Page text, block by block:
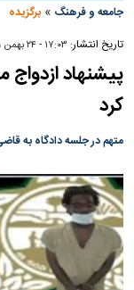
جامعه و فرهنگ »برگزیده
تاریخ انتشار: ۱۷:۰۳ - ۲۴ بهمن ۱۳۹۹
پیشنهاد
کرد
متهم در جلسه دادگاه به